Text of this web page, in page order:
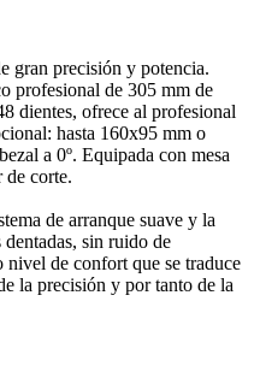
gran precisión y potencia.
profesional de 305 mm de
dientes, ofrece al profesional
hasta 160x95 mm o
a 0º. Equipada con mesa
de corte.
de arranque suave y la
sin ruido de
nivel de confort que se traduce
la precisión y por tanto de la